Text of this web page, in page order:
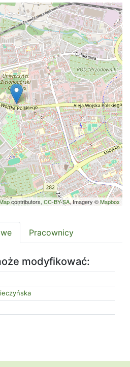
contributors, CC-BY-SA, Imagery ©Mapbox
Pracownicy
modyfikować: